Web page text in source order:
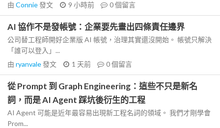
由 Connie發文 9 小時前 0個留言
AI 協作不是發帳號：企業要先畫出四條責任邊界
公司替工程師開好企業版 AI 帳號，治理其實還沒開始。 帳號只解決
「誰可以登入」...
由 ryanvale發文 1 天前 0個留言
從 Prompt 到 Graph Engineering：這些不只是新名
詞，而是 AI Agent 踩坑後衍生的工程
AI Agent 可能是近年最容易出現新工程名詞的領域。 我們才剛學會
Prom...